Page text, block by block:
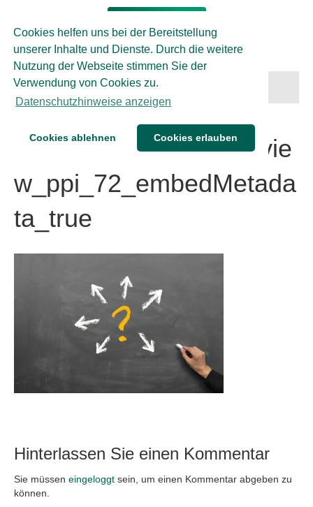
Cookies helfen uns bei der Bereitstellung
unserer Inhalte und Dienste. Durch die weitere
Nutzung der Webseite stimmen Sie der
Verwendung von Cookies zu.
Datenschutzhinweise anzeigen
Cookies ablehnen Cookies erlauben
Menü
FO_94838059_M_previe
w_ppi_72_embedMetada
ta_true
Hinterlassen Sie einen Kommentar
Sie müssen eingeloggt sein, um einen Kommentar abgeben zu
können.